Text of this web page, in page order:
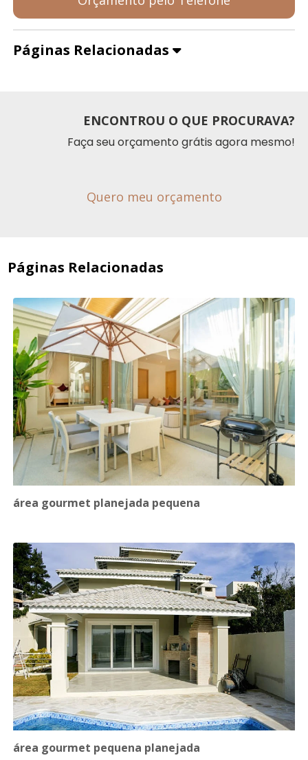
Páginas Relacionadas
ENCONTROU O QUE PROCURAVA?
Faça seu orçamento grátis agora mesmo!
Quero meu orçamento
Páginas Relacionadas
área gourmet planejada pequena
área gourmet pequena planejada